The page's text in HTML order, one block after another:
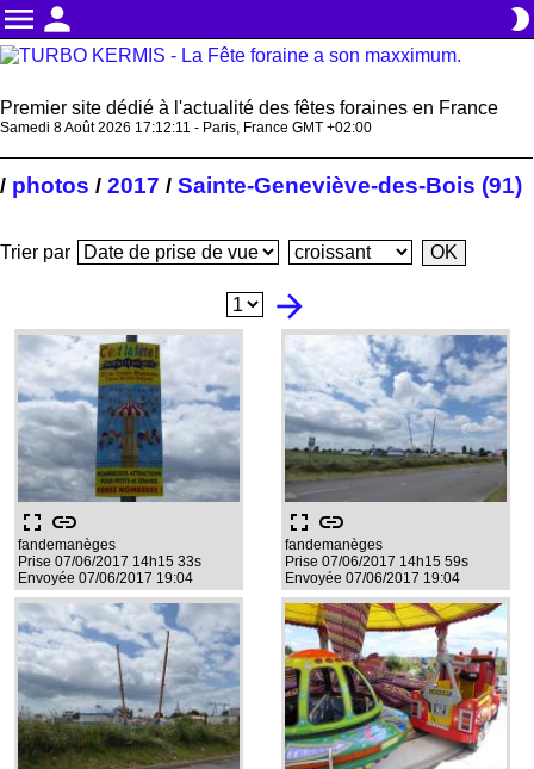
menu person brightness_2
Premier site dédié à l'actualité des fêtes foraines en France
Samedi 8 Août 2026 17:12:12 - Paris, France GMT +02:00
/ photos / 2017 / Sainte-Geneviève-des-Bois (91)
Trier par
arrow_forward
fullscreen link
fandemanèges
Prise 07/06/2017 14h15 33s
Envoyée 07/06/2017 19:04
fullscreen link
fandemanèges
Prise 07/06/2017 14h15 59s
Envoyée 07/06/2017 19:04